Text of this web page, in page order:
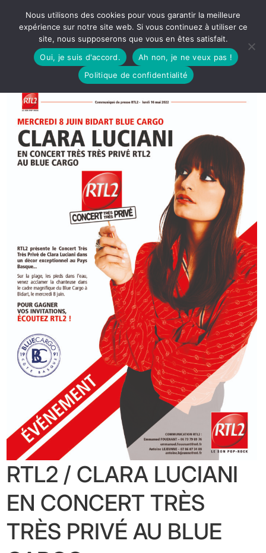
RTL2 / CLARA LUCIANI
EN CONCERT TRÈS
TRÈS PRIVÉ AU BLUE
Nous utilisons des cookies pour vous garantir la meilleure
expérience sur notre site web. Si vous continuez à utiliser ce
site, nous supposerons que vous en êtes satisfait.
Oui, je suis d'accord.
Ah non, je ne veux pas !
Politique de confidentialité